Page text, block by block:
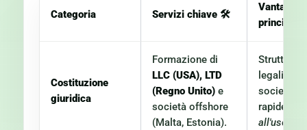
Categoria Servizi chiave 🛠
Vantaggio
principale
Costituzione
giuridica
Formazione di
LLC (USA), LTD
(Regno Unito) e
società offshore
(Malta, Estonia).
Strutture
legali e
società
rapide
all'uso»